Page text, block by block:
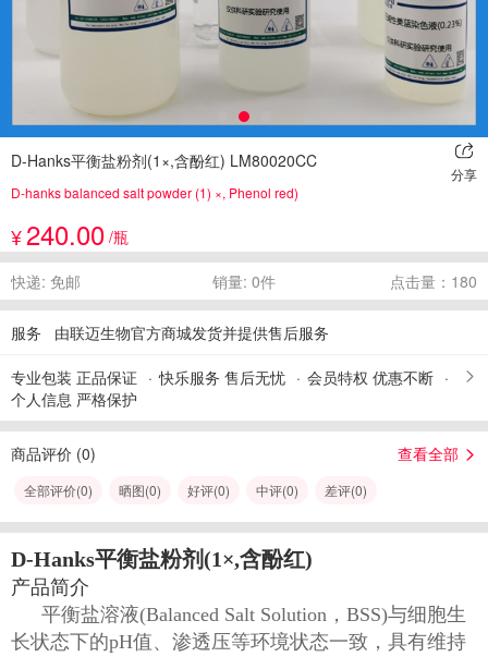
D-Hanks平衡盐粉剂(1×,含酚红) LM80020CC
分享
D-hanks balanced salt powder (1) ×, Phenol red)
¥240.00 /瓶
快递: 免邮 销量: 0件 点击量：180
服务 由联迈生物官方商城发货并提供售后服务
专业包装 正品保证 快乐服务 售后无忧
会员特权 优惠不断
个人信息 严格保护
商品评价 (0) 查看全部
全部评价(0) 晒图(0) 好评(0) 中评(0) 差评(0)
D-Hanks平衡盐粉剂(1×,含酚红)
产品简介
平衡盐溶液(Balanced Salt Solution，BSS)与细胞生
长状态下的pH值、渗透压等环境状态一致，具有维持